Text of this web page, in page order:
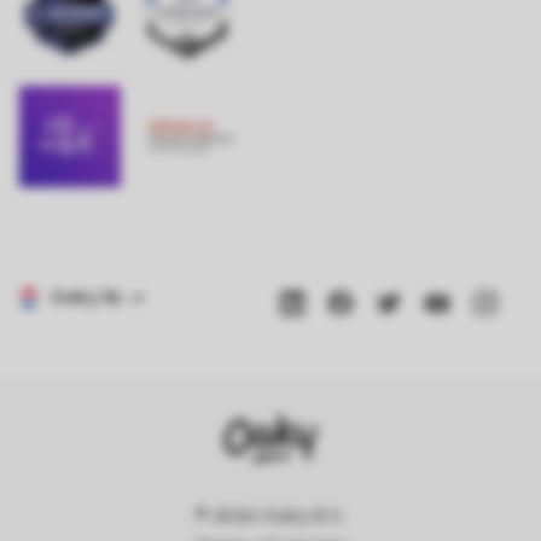
© 2026 Oaky B.V.